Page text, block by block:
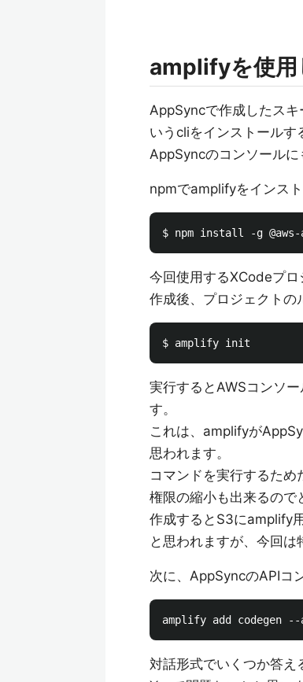
amplifyを使用
AppSyncで作成したス
いうcliをインストールす
AppSyncのコンソールに
npmでamplifyをインス
今回使用するXCodeプロ
作成後、プロジェクトの
実行するとAWSコンソ
す。
これは、amplifyが
思われます。
コマンドを実行するた
権限の縮小も出来るので
作成するとS3にamplify
と思われますが、今回は
次に、AppSyncのAPIコ
対話形式でいくつか答え